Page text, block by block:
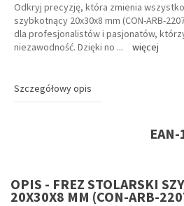
Odkryj precyzję, która zmienia
szybkotnący 20x30x8 mm (CON-ARB-
dla profesjonalistów i pasjonatów,
niezawodność. Dzięki no ... więcej
Szczegółowy opis
EAN-
OPIS - FREZ STOLARSKI
20X30X8 MM (CON-ARB-